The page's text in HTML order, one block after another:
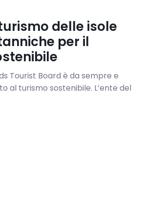
delle isole
per il
Tourist Board è da sempre e
al turismo sostenibile. L’ente del